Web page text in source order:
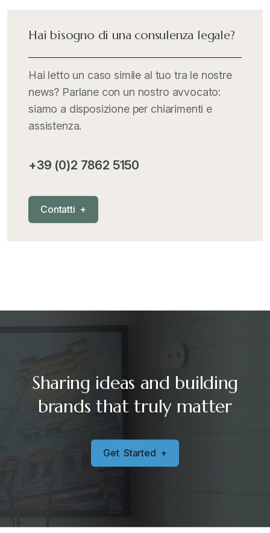
Hai bisogno di una consulenza legale?
Hai letto un caso simile al tuo tra le nostre
news? Parlane con un nostro avvocato:
siamo a disposizione per chiarimenti e
assistenza.
+39 (0)2 7862 5150
Contatti +
Sharing ideas and building
brands that truly matter
Get Started +